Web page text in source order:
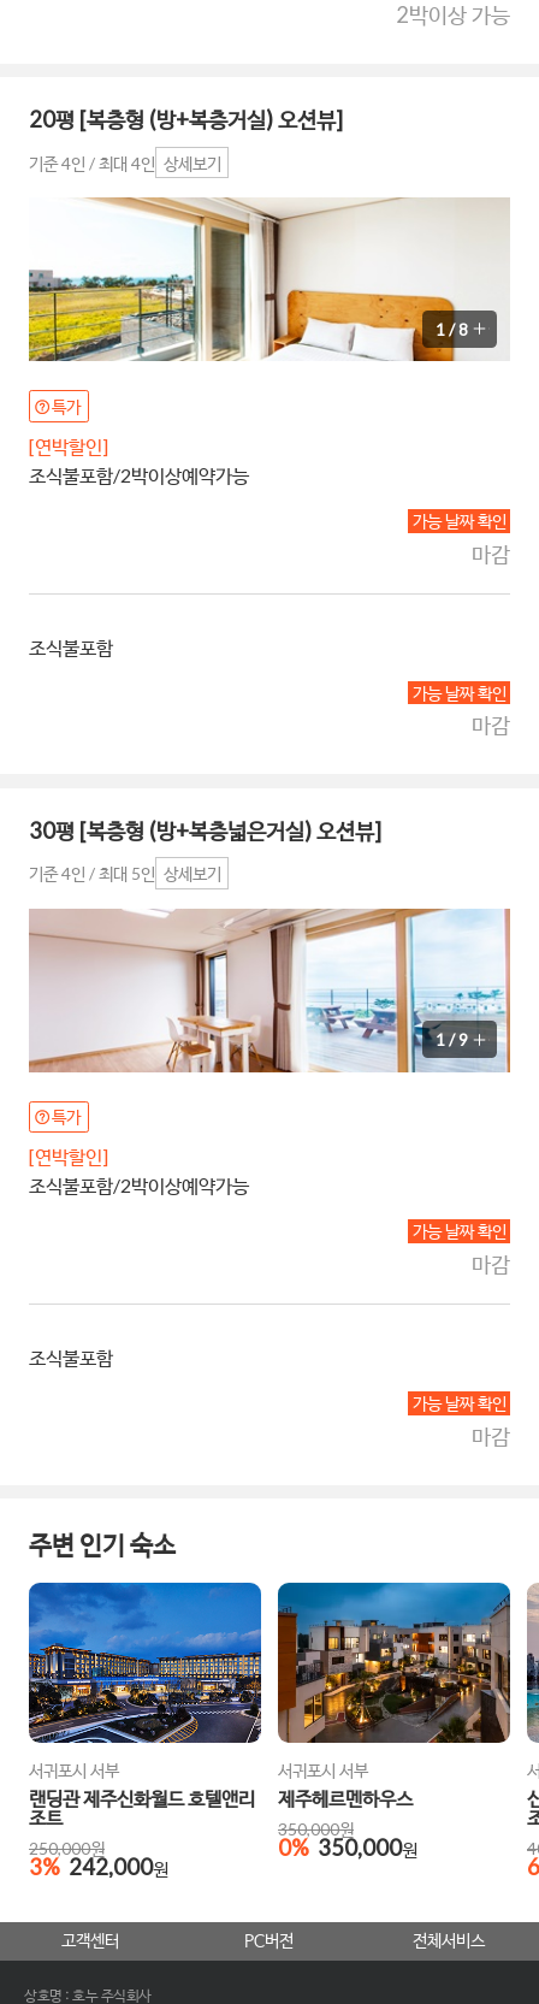
2박이상 가능
20평 [복층형 (방+복층거실) 오션뷰]
기준 4인 / 최대 4인 상세보기
1/8
특가
[연박할인]
조식불포함/2박이상예약가능
가능 날짜 확인
마감
조식불포함
가능 날짜 확인
마감
30평 [복층형 (방+복층넓은거실) 오션뷰]
기준 4인 / 최대 5인 상세보기
1/9
특가
[연박할인]
조식불포함/2박이상예약가능
가능 날짜 확인
마감
조식불포함
가능 날짜 확인
마감
주변 인기 숙소
서귀포시 서부
랜딩관 제주신화월드 호텔앤리
조트
250,000원
3% 242,000원
서귀포시 서부
제주헤르멘하우스
350,000원
0% 350,000원
6
고객센터 PC버전 전체서비스
상호명 : 호누 주식회사